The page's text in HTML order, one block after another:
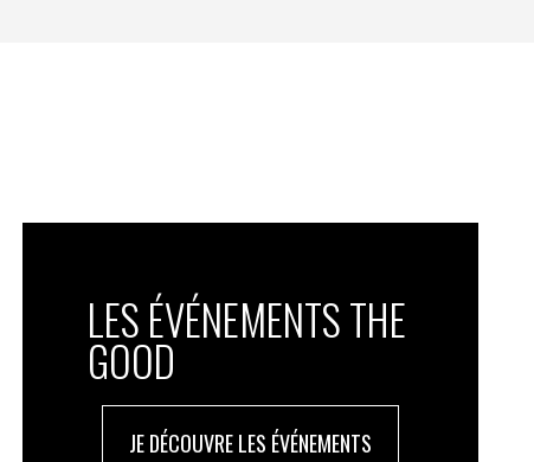
LES ÉVÉNEMENTS THE
GOOD
JE DÉCOUVRE LES ÉVÉNEMENTS